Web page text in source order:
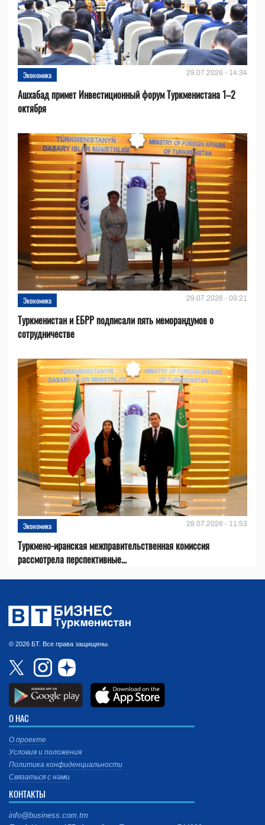
Экономика 29.07.2026 - 14:34
Ашхабад примет Инвестиционный форум Туркменистана 1–2
октября
Экономика 29.07.2026 - 09:21
Туркменистан и ЕБРР подписали пять меморандумов о
сотрудничестве
Экономика 28.07.2026 - 11:53
Туркмено-иранская межправительственная комиссия
рассмотрела перспективные...
© 2026 БТ. Все права защищены.
О НАС
О проекте
Условия и положения
Политика конфиденциальности
Связаться с нами
КОНТАКТЫ
info@business.com.tm